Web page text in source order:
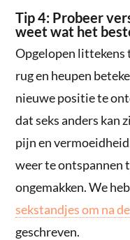
Tip 4: Probeer
weet wat het
Opgelopen littekens
rug en heupen
nieuwe positie te
dat seks anders kan
pijn en
weer te ontspannen
ongemakken. We
sekstandjes om na
geschreven.